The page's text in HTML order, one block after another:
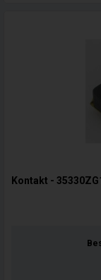
Kontakt -